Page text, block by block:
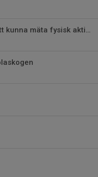
Internationell studie för att kunna mäta fysisk aktivitet hos barn/ungdomar